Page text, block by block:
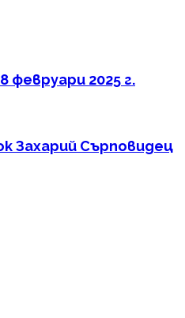
февруари 2025 г.
Захарий Сърповидец